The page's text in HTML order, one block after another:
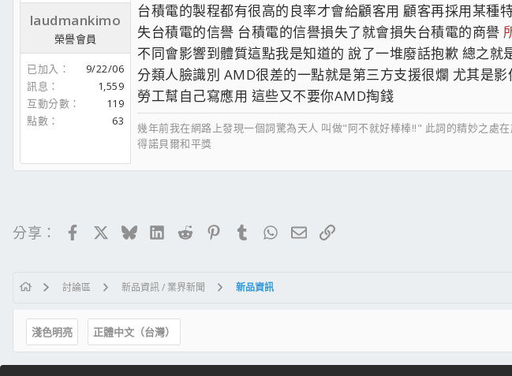
laudmankimo
榮譽會員
已加入
9/22/06
訊息
1,559
互動分數
119
點數
63
台積電的製程都有很高的良率才會給顧客用 顧客再採用某種
失台積電的信譽 台積電的信譽損失了就會損失台積電的商譽
不同會影響到體質這點我是知道的 說了一堆廢話抱歉 總之
分類人臉識別 AMD很差的一點就是第三方支援很爛 尤其是
勞工幫自己寫應用 這些又不要你AMD掏錢
幾年前我在網路上發現一個詞驚為天人 叫做"阿不就好棒棒!!" 此詞的精妙之處
得諾貝爾和平獎
分享： FacebookBlueskyLinkedIn
RedditPinterestTumblrWhatsApp
電子郵件
連結
討論區 新品資訊 / 業界新聞 新品資訊
淺色明亮 正體中文（台灣）